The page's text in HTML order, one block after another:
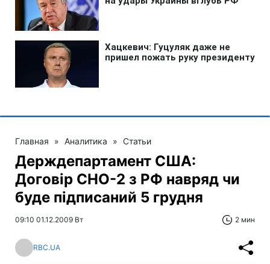
Главная » Аналитика » Статьи
Держдепартамент США:
Договір СНО-2 з РФ навряд чи
буде підписаний 5 грудня
09:10 01.12.2009 Вт 2 мин
RBC.UA